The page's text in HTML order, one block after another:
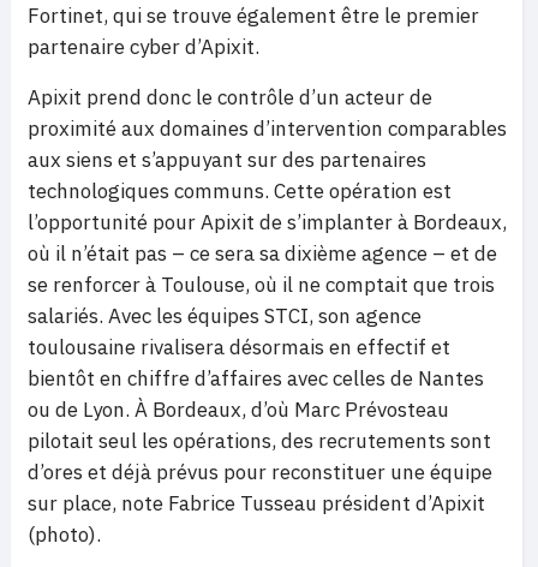
Fortinet, qui se trouve également être le premier
partenaire cyber d’Apixit.
Apixit prend donc le contrôle d’un acteur de
proximité aux domaines d’intervention comparables
aux siens et s’appuyant sur des partenaires
technologiques communs. Cette opération est
l’opportunité pour Apixit de s’implanter à Bordeaux,
où il n’était pas – ce sera sa dixième agence – et de
se renforcer à Toulouse, où il ne comptait que trois
salariés. Avec les équipes STCI, son agence
toulousaine rivalisera désormais en effectif et
bientôt en chiffre d’affaires avec celles de Nantes
ou de Lyon. À Bordeaux, d’où Marc Prévosteau
pilotait seul les opérations, des recrutements sont
d’ores et déjà prévus pour reconstituer une équipe
sur place, note Fabrice Tusseau président d’Apixit
(photo).